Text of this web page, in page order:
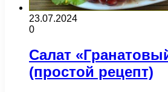
23.07.2024
0
Салат
(простой рецепт)